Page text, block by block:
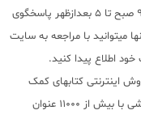
یا واتس اپ 09203472622 می باشد که از ساعت 9 صبح تا 5 بعدازظهر پاسخگوی
میتوانید با مراجعه به سایت
اطلاع پیدا کنید.
اینترنتی کتابهای کمک
آموزشی و نماینده مستقیم ناشران معتبر کمک آموزشی با بیش از 11000 عنوان